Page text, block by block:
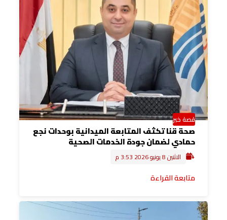
قصة خبر
صحة قنا تكثف المتابعة الميدانية بوحدات نجع
حمادي لضمان جودة الخدمات الصحية
الاثنين 8 يونيو 2026 3:53 م
متابعة القراءة